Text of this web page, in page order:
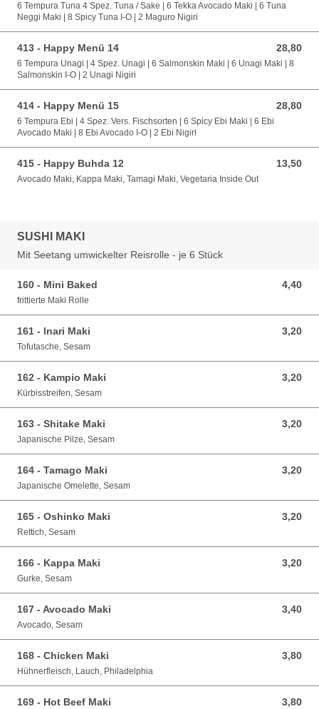
6 Tempura Tuna 4 Spez. Tuna / Sake | 6 Tekka Avocado Maki | 6 Tuna
Neggi Maki | 8 Spicy Tuna I-O | 2 Maguro Nigiri
413 - Happy Menü 14 28,80
28,80 EUR
6 Tempura Unagi | 4 Spez. Unagi | 6 Salmonskin Maki | 6 Unagi Maki | 8
Salmonskin I-O | 2 Unagi Nigiri
414 - Happy Menü 15 28,80
28,80 EUR
6 Tempura Ebi | 4 Spez. Vers. Fischsorten | 6 Spicy Ebi Maki | 6 Ebi
Avocado Maki | 8 Ebi Avocado I-O | 2 Ebi Nigiri
415 - Happy Buhda 12 13,50
13,50 EUR
Avocado Maki, Kappa Maki, Tamagi Maki, Vegetaria Inside Out
SUSHI MAKI
Mit Seetang umwickelter Reisrolle - je 6 Stück
160 - Mini Baked 4,40
4,40 EUR
frittierte Maki Rolle
161 - lnari Maki 3,20
3,20 EUR
Tofutasche, Sesam
162 - Kampio Maki 3,20
3,20 EUR
Kürbisstreifen, Sesam
163 - Shitake Maki 3,20
3,20 EUR
Japanische Pilze, Sesam
164 - Tamago Maki 3,20
3,20 EUR
Japanische Omelette, Sesam
165 - Oshinko Maki 3,20
3,20 EUR
Rettich, Sesam
166 - Kappa Maki 3,20
3,20 EUR
Gurke, Sesam
167 - Avocado Maki 3,40
3,40 EUR
Avocado, Sesam
168 - Chicken Maki 3,80
3,80 EUR
Hühnerfleisch, Lauch, Philadelphia
169 - Hot Beef Maki 3,80
3,80 EUR